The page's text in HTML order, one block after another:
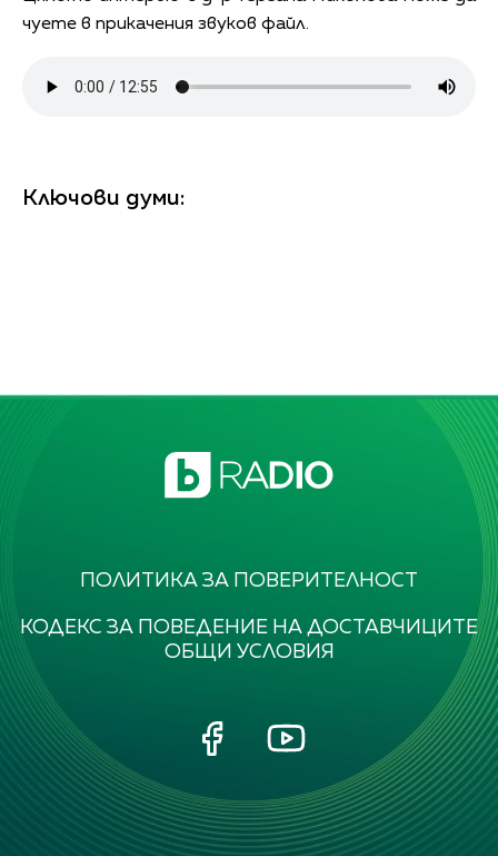
чуете в прикачения звуков файл.
Ключови думи:
ПОЛИТИКА ЗА ПОВЕРИТЕЛНОСТ
КОДЕКС ЗА ПОВЕДЕНИЕ НА ДОСТАВЧИЦИТЕ
ОБЩИ УСЛОВИЯ